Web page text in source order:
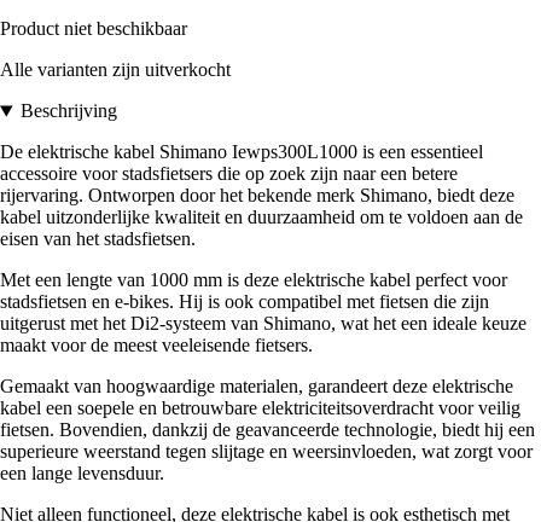
Product niet beschikbaar
Alle varianten zijn uitverkocht
Beschrijving
De elektrische kabel Shimano Iewps300L1000 is een essentieel
accessoire voor stadsfietsers die op zoek zijn naar een betere
rijervaring. Ontworpen door het bekende merk Shimano, biedt deze
kabel uitzonderlijke kwaliteit en duurzaamheid om te voldoen aan de
eisen van het stadsfietsen.
Met een lengte van 1000 mm is deze elektrische kabel perfect voor
stadsfietsen en e-bikes. Hij is ook compatibel met fietsen die zijn
uitgerust met het Di2-systeem van Shimano, wat het een ideale keuze
maakt voor de meest veeleisende fietsers.
Gemaakt van hoogwaardige materialen, garandeert deze elektrische
kabel een soepele en betrouwbare elektriciteitsoverdracht voor veilig
fietsen. Bovendien, dankzij de geavanceerde technologie, biedt hij een
superieure weerstand tegen slijtage en weersinvloeden, wat zorgt voor
een lange levensduur.
Niet alleen functioneel, deze elektrische kabel is ook esthetisch met